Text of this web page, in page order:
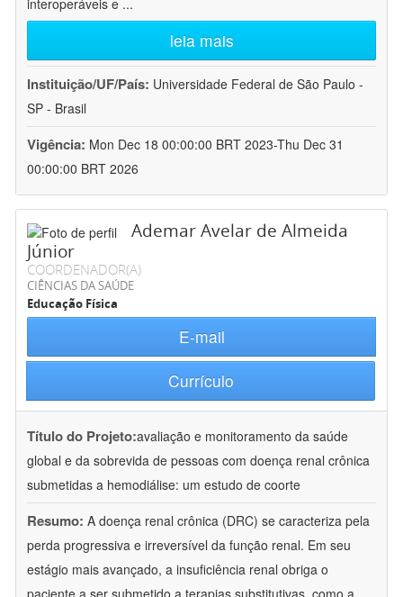
interoperáveis e ...
leia mais
Instituição/UF/País: Universidade Federal de São Paulo -
SP - Brasil
Vigência: Mon Dec 18 00:00:00 BRT 2023-Thu Dec 31
00:00:00 BRT 2026
Ademar Avelar de Almeida
Júnior
COORDENADOR(A)
CIÊNCIAS DA SAÚDE
Educação Física
E-mail
Currículo
Título do Projeto:avaliação e monitoramento da saúde
global e da sobrevida de pessoas com doença renal crônica
submetidas a hemodiálise: um estudo de coorte
Resumo: A doença renal crônica (DRC) se caracteriza pela
perda progressiva e irreversível da função renal. Em seu
estágio mais avançado, a insuficiência renal obriga o